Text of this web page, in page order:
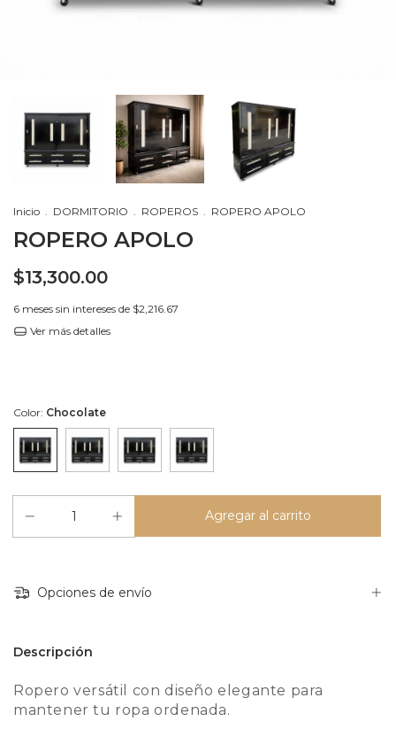
Inicio . DORMITORIO . ROPEROS . ROPERO APOLO
ROPERO APOLO
$13,300.00
6 meses sin intereses de $2,216.67
Ver más detalles
Color: Chocolate
Opciones de envío
Descripción
Ropero versátil con diseño elegante para
mantener tu ropa ordenada.